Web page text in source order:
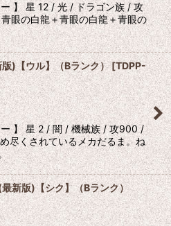
】 星 12 / 光 / ドラゴン族 / 攻
眼の白龍＋青眼の白龍＋青眼の
)【ウル】（Bランク）[TDPP-
】 星 2 / 闇 / 機械族 / 攻900 /
尽くされているメカだるま。ね
新版)【シク】（Bランク）